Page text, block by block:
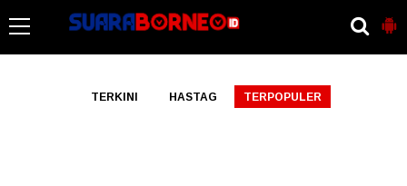
TERKINI HASTAG TERPOPULER